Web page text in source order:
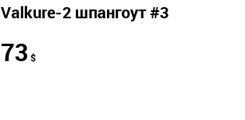
Valkure-2 шпангоут #3
73 $